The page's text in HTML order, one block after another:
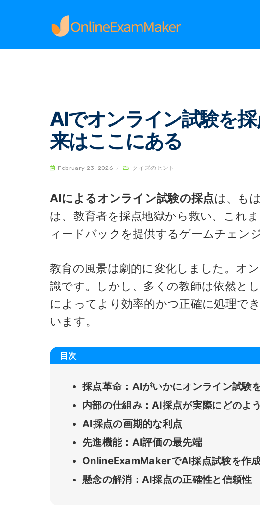
Home
AIでオンライン試験を
来はここにある
February 23, 2026 / クイズのヒント
AIによるオンライン試験の採点は、も
は、教育者を採点地獄から救い、これ
ィードバックを提供するゲームチェン
教育の風景は劇的に変化しました。オ
識です。しかし、多くの教師は依然と
によってより効率的かつ正確に処理で
います。
目次
採点革命：AIがいかにオンライン試験
内部の仕組み：AI採点が実際にどのよ
AI採点の画期的な利点
先進機能：AI評価の最先端
OnlineExamMakerでAI採点試験を作
懸念の解消：AI採点の正確性と信頼性